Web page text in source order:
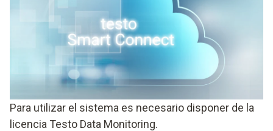
Para utilizar el sistema es necesario disponer de la
licencia Testo Data Monitoring.